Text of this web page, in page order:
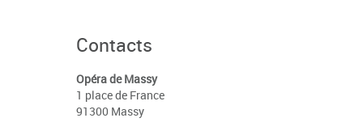
Contacts
Opéra de Massy
1 place de France
91300 Massy